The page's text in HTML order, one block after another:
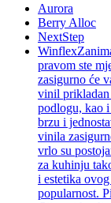
Aurora
Berry Alloc
NextStep
Winflex
pravom ste
zasigurno će
vinil prikladan
podlogu, kao
brzu i
vinila
vrlo su
za kuhinju
i estetika
popularnost.